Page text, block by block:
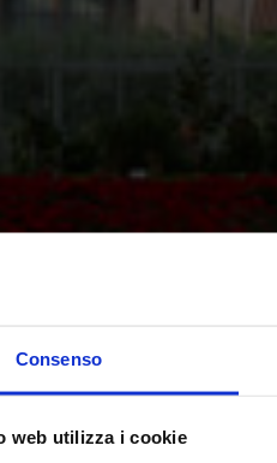
Consenso
web utilizza i cookie